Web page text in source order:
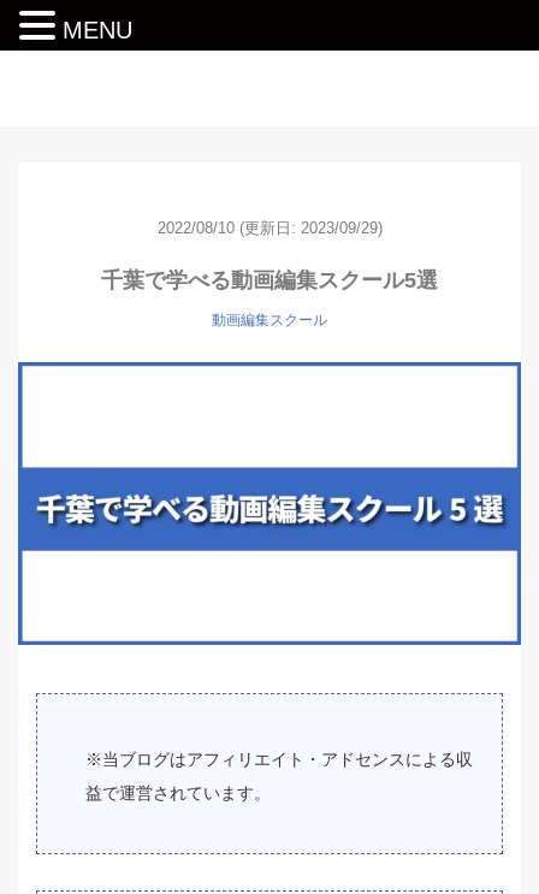
2022/08/10 (更新日: 2023/09/29)
千葉で学べる動画編集スクール5選
動画編集スクール
※当ブログはアフィリエイト・アドセンスによる収
益で運営されています。
MENU